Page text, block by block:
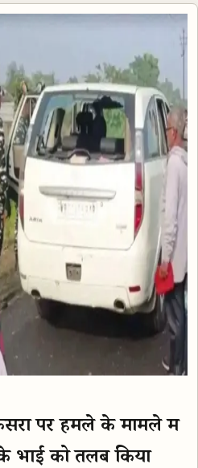
पर हमले के मामले में
भाई को तलब किया